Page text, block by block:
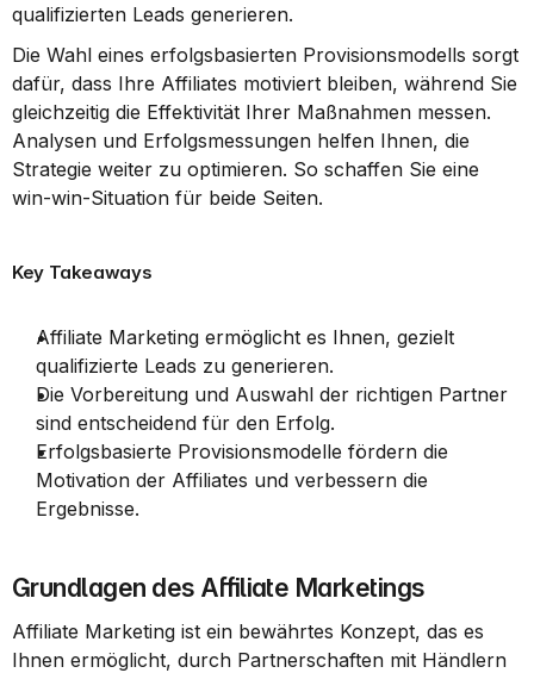
qualifizierten Leads generieren.
Die Wahl eines erfolgsbasierten Provisionsmodells sorgt
dafür, dass Ihre Affiliates motiviert bleiben, während Sie
gleichzeitig die Effektivität Ihrer Maßnahmen messen.
Analysen und Erfolgsmessungen helfen Ihnen, die
Strategie weiter zu optimieren. So schaffen Sie eine
win-win-Situation für beide Seiten.
Key Takeaways
Affiliate Marketing ermöglicht es Ihnen, gezielt
qualifizierte Leads zu generieren.
Die Vorbereitung und Auswahl der richtigen Partner
sind entscheidend für den Erfolg.
Erfolgsbasierte Provisionsmodelle fördern die
Motivation der Affiliates und verbessern die
Ergebnisse.
Grundlagen des Affiliate Marketings
Affiliate Marketing ist ein bewährtes Konzept, das es
Ihnen ermöglicht, durch Partnerschaften mit Händlern